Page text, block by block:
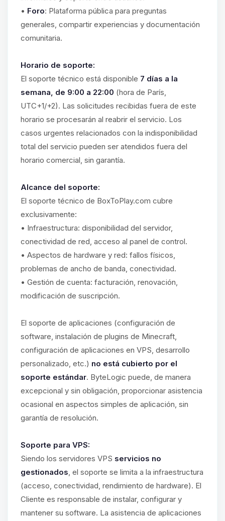
• Foro: Plataforma pública para preguntas
generales, compartir experiencias y documentación
comunitaria.
Horario de soporte:
El soporte técnico está disponible 7 días a la
semana, de 9:00 a 22:00 (hora de París,
UTC+1/+2). Las solicitudes recibidas fuera de este
horario se procesarán al reabrir el servicio. Los
casos urgentes relacionados con la indisponibilidad
total del servicio pueden ser atendidos fuera del
horario comercial, sin garantía.
Alcance del soporte:
El soporte técnico de BoxToPlay.com cubre
exclusivamente:
• Infraestructura: disponibilidad del servidor,
conectividad de red, acceso al panel de control.
• Aspectos de hardware y red: fallos físicos,
problemas de ancho de banda, conectividad.
• Gestión de cuenta: facturación, renovación,
modificación de suscripción.
El soporte de aplicaciones (configuración de
software, instalación de plugins de Minecraft,
configuración de aplicaciones en VPS, desarrollo
personalizado, etc.) no está cubierto por el
soporte estándar. ByteLogic puede, de manera
excepcional y sin obligación, proporcionar asistencia
ocasional en aspectos simples de aplicación, sin
garantía de resolución.
Soporte para VPS:
Siendo los servidores VPS servicios no
gestionados, el soporte se limita a la infraestructura
(acceso, conectividad, rendimiento de hardware). El
Cliente es responsable de instalar, configurar y
mantener su software. La asistencia de aplicaciones